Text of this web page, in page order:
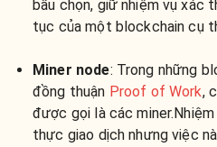
bầu chọn, giữ nhiệm vụ xác
tục của một blockchain cụ
Miner node: Trong những
đồng thuận Proof of Work,
được gọi là các
thực giao dịch nhưng việc